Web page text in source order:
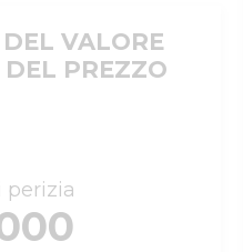
VALORE
DEL PREZZO
perizia